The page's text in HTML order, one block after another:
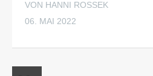
VON HANNI ROSSEK
06. MAI 2022